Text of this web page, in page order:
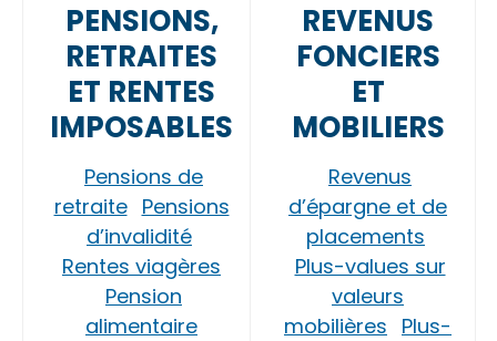
PENSIONS,
RETRAITES
ET RENTES
IMPOSABLES
Pensions de
retraite Pensions
d’invalidité
Rentes viagères
Pension
alimentaire
REVENUS
FONCIERS
ET
MOBILIERS
Revenus
d’épargne et de
placements
Plus-values sur
valeurs
mobilières Plus-